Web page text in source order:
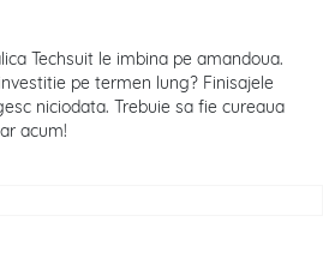
Techsuit le imbina pe amandoua.
pe termen lung? Finisajele
niciodata. Trebuie sa fie cureaua
acum!